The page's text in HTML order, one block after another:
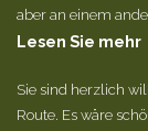
aber an einem
Lesen Sie mehr
Sie sind herzlich
Route. Es wäre